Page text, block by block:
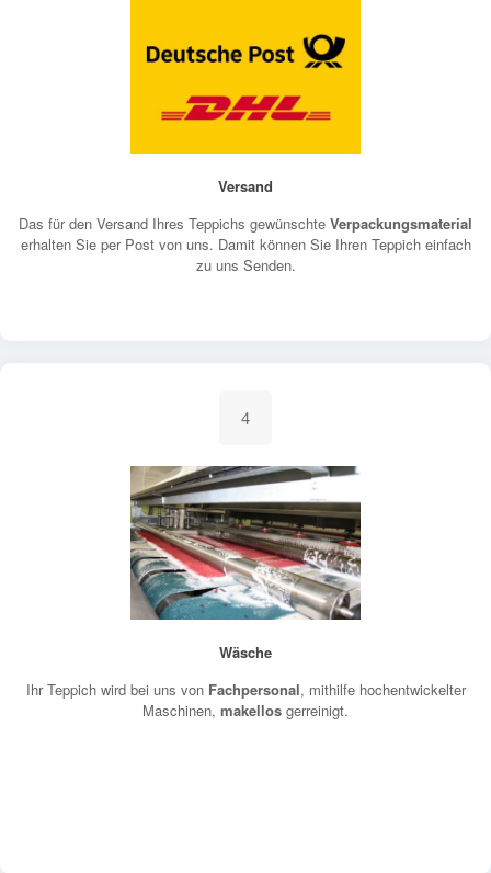
Versand
Das für den Versand Ihres Teppichs gewünschte Verpackungsmaterial
erhalten Sie per Post von uns. Damit können Sie Ihren Teppich einfach
zu uns Senden.
4
Wäsche
Ihr Teppich wird bei uns von Fachpersonal, mithilfe hochentwickelter
Maschinen, makellos gerreinigt.